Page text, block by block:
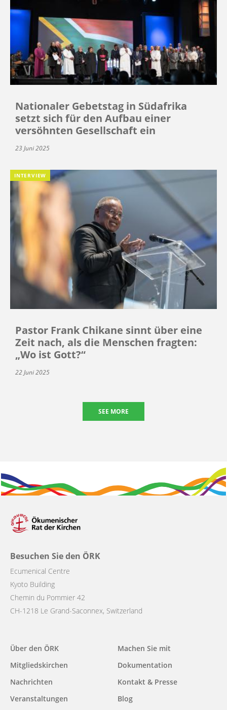
Nationaler Gebetstag in Südafrika
setzt sich für den Aufbau einer
versöhnten Gesellschaft ein
23 Juni 2025
INTERVIEW
Pastor Frank Chikane sinnt über eine
Zeit nach, als die Menschen fragten:
„Wo ist Gott?“
22 Juni 2025
SEE MORE
Besuchen Sie den ÖRK
Ecumenical Centre
Kyoto Building
Chemin du Pommier 42
CH-1218 Le Grand-Saconnex, Switzerland
Main
navigation
Über den ÖRK
Mitgliedskirchen
Nachrichten
Veranstaltungen
Machen Sie mit
Dokumentation
Kontakt & Presse
Blog